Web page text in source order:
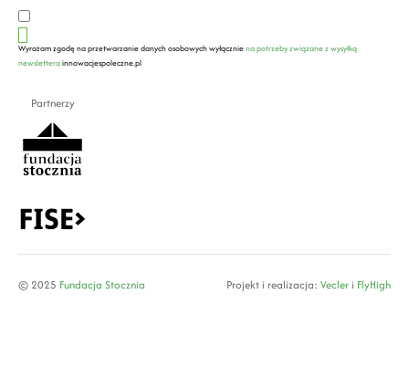
Wyrażam zgodę na przetwarzanie danych osobowych wyłączniena potrzeby związane z wysyłką
newsletterainnowacjespoleczne.pl
Partnerzy
© 2025 Fundacja Stocznia Projekt i realizacja: Vecler i FlyHigh